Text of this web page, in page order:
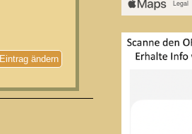
Eintrag ändern